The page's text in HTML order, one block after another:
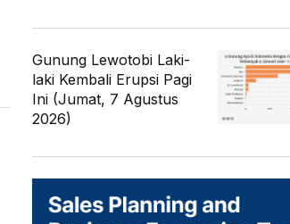
Gunung Lewotobi Laki-
laki Kembali Erupsi Pagi
Ini (Jumat, 7 Agustus
2026)